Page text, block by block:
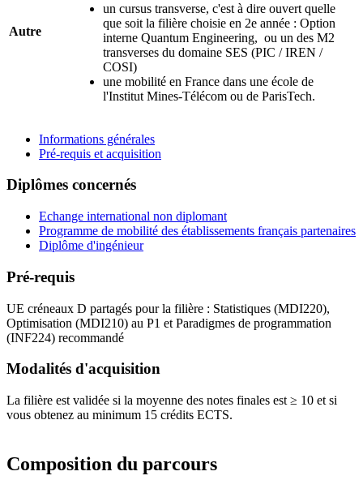
Autre
un cursus transverse, c'est à dire ouvert quelle
que soit la filière choisie en 2e année : Option
interne Quantum Engineering, ou un des M2
transverses du domaine SES (PIC / IREN /
COSI)
une mobilité en France dans une école de
l'Institut Mines-Télécom ou de ParisTech.
Informations générales
Pré-requis et acquisition
Diplômes concernés
Echange international non diplomant
Programme de mobilité des établissements français partenaires
Diplôme d'ingénieur
Pré-requis
UE créneaux D partagés pour la filière : Statistiques (MDI220),
Optimisation (MDI210) au P1 et Paradigmes de programmation
(INF224) recommandé
Modalités d'acquisition
La filière est validée si la moyenne des notes finales est ≥ 10 et si
vous obtenez au minimum 15 crédits ECTS.
Composition du parcours